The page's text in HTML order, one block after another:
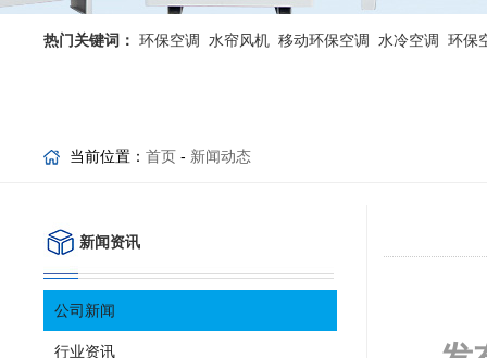
热门关键词： 环保空调 水帘风机 移动环保空调 水冷空调 环保
当前位置： 首页 - 新闻动态
新闻资讯
公司新闻
行业资讯